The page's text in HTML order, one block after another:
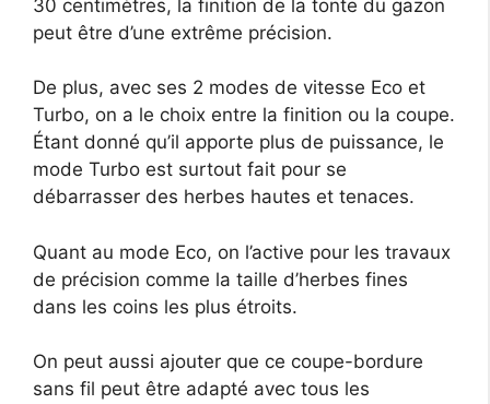
30 centimètres, la finition de la tonte du gazon
peut être d’une extrême précision.
De plus, avec ses 2 modes de vitesse Eco et
Turbo, on a le choix entre la finition ou la coupe.
Étant donné qu’il apporte plus de puissance, le
mode Turbo est surtout fait pour se
débarrasser des herbes hautes et tenaces.
Quant au mode Eco, on l’active pour les travaux
de précision comme la taille d’herbes fines
dans les coins les plus étroits.
On peut aussi ajouter que ce coupe-bordure
sans fil peut être adapté avec tous les